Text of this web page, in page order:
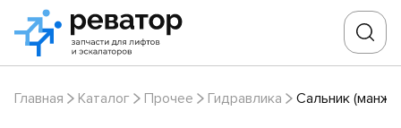
Главная Каталог Прочее Гидравлика Сальник